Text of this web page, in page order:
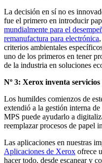
La decisión en sí no es
fue el primero en introducir
mundialmente para el
remanufactura para electrónica
criterios ambientales
uno de los primeros en tener
de la industria en soluciones
Nº 3: Xerox inventa
Los humildes comienzos de
extendió a la gestión interna
MPS puede ayudarlo a
reemplazar procesos de papel
Las aplicaciones en nuestras
Aplicaciones de Xerox ofrece
hacer todo, desde escanear y